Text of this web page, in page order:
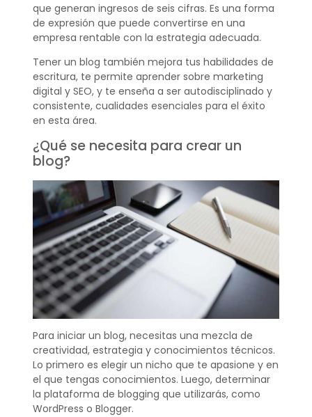
que generan ingresos de seis cifras. Es una forma
de expresión que puede convertirse en una
empresa rentable con la estrategia adecuada.
Tener un blog también mejora tus habilidades de
escritura, te permite aprender sobre marketing
digital y SEO, y te enseña a ser autodisciplinado y
consistente, cualidades esenciales para el éxito
en esta área.
¿Qué se necesita para crear un
blog?
Para iniciar un blog, necesitas una mezcla de
creatividad, estrategia y conocimientos técnicos.
Lo primero es elegir un nicho que te apasione y en
el que tengas conocimientos. Luego, determinar
la plataforma de blogging que utilizarás, como
WordPress o Blogger.